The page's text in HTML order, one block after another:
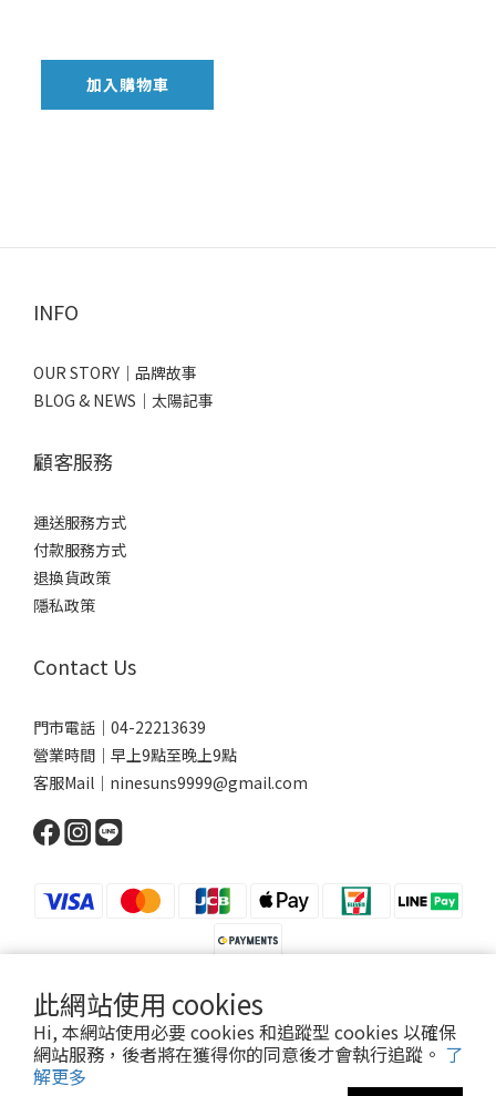
此網站使用 cookies
Hi, 本網站使用必要 cookies 和追蹤型 cookies 以確保
網站服務，後者將在獲得你的同意後才會執行追蹤。 了
解更多
加入購物車
INFO
OUR STORY｜品牌故事
BLOG & NEWS｜太陽記事
顧客服務
運送服務方式
付款服務方式
退換貨政策
隱私政策
Contact Us
門市電話｜04-22213639
營業時間｜早上9點至晚上9點
客服Mail｜ninesuns9999@gmail.com